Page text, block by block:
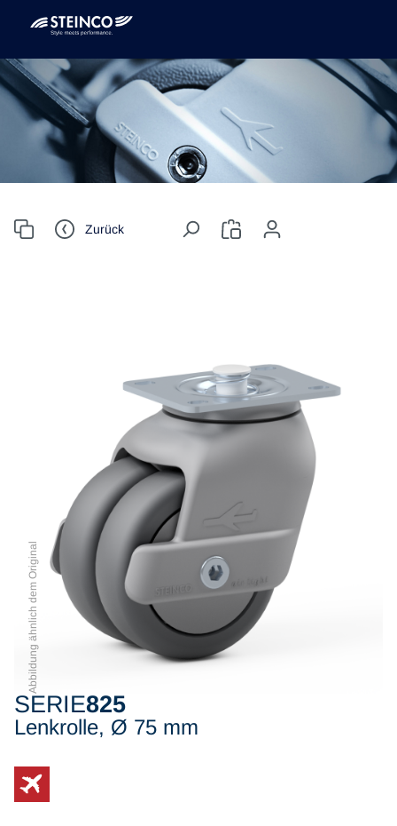
Zurück
Abbildung ähnlich dem Original
SERIE825
Lenkrolle, Ø 75 mm